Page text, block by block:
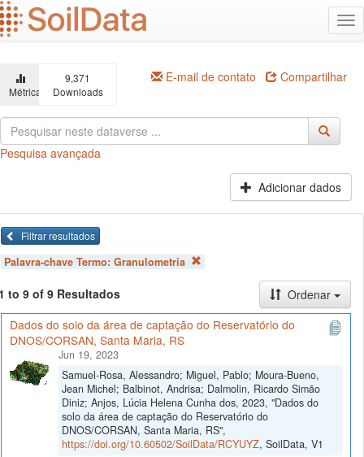
Ir
para
o
principal
Métricas
9,371
Downloads
E-mail de contato Compartilhar
Pesquisa avançada
Adicionar dados
Filtrar resultados
Palavra-chave Termo: Granulometria
to 9 of 9 Resultados
Ordenar
Dados do solo da área de captação do Reservatório do
DNOS/CORSAN, Santa Maria, RS
Jun 19, 2023
Samuel-Rosa, Alessandro; Miguel, Pablo; Moura-Bueno,
Jean Michel; Balbinot, Andrisa; Dalmolin, Ricardo Simão
Diniz; Anjos, Lúcia Helena Cunha dos, 2023, "Dados do
solo da área de captação do Reservatório do
DNOS/CORSAN, Santa Maria, RS",
https://doi.org/10.60502/SoilData/RCYUYZ, SoilData, V1